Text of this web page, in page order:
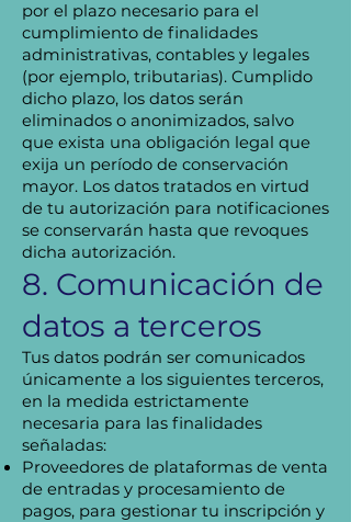
por el plazo necesario para el
cumplimiento de finalidades
administrativas, contables y legales
(por ejemplo, tributarias). Cumplido
dicho plazo, los datos serán
eliminados o anonimizados, salvo
que exista una obligación legal que
exija un período de conservación
mayor. Los datos tratados en virtud
de tu autorización para notificaciones
se conservarán hasta que revoques
dicha autorización.
8. Comunicación de
datos a terceros
Tus datos podrán ser comunicados
únicamente a los siguientes terceros,
en la medida estrictamente
necesaria para las finalidades
señaladas:
Proveedores de plataformas de venta
de entradas y procesamiento de
pagos, para gestionar tu inscripción y